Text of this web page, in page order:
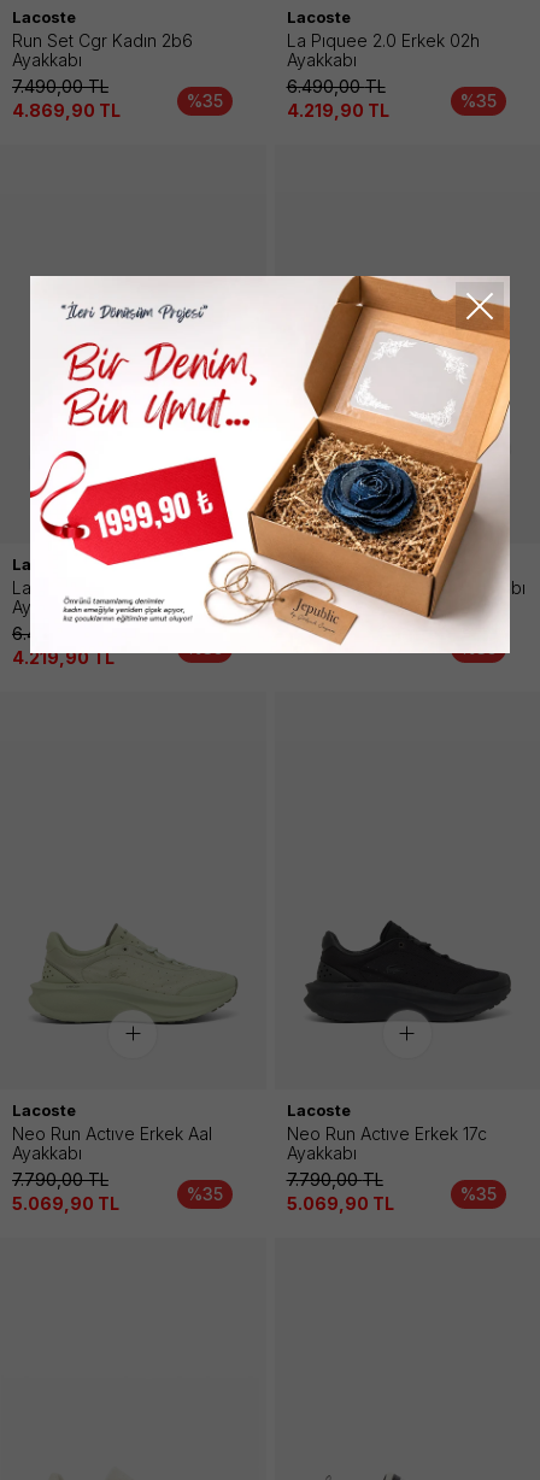
Lacoste
Run Set Cgr Kadın 2b6
Ayakkabı
7.490,00TL
4.869,90 TL %35
Lacoste
La Pıquee 2.0 Erkek 02h
Ayakkabı
6.490,00TL
4.219,90 TL %35
Lacoste
La Pıquee 2.0 Erkek 092
Ayakkabı
6.490,00
4.219,90TL
Lacoste
Tech Poınt Erkek 21g Ayakkabı
7.490,00
4.869,90
Lacoste
Neo Run Actıve Erkek Aal
Ayakkabı
7.790,00TL
5.069,90 TL %35
Lacoste
Neo Run Actıve Erkek 17c
Ayakkabı
7.790,00TL
5.069,90 TL %35